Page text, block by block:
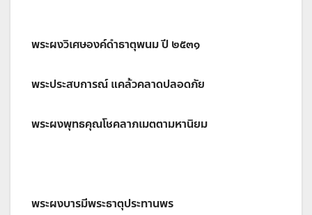
พระผงวิเศษองค์ดำธาตุพนม ปี ๒๕๓๑
พระประสบการณ์ แคล้วคลาดปลอดภัย
พระผงพุทธคุณโชคลาภเมตตามหานิยม
พระผงบารมีพระธาตุประทานพร